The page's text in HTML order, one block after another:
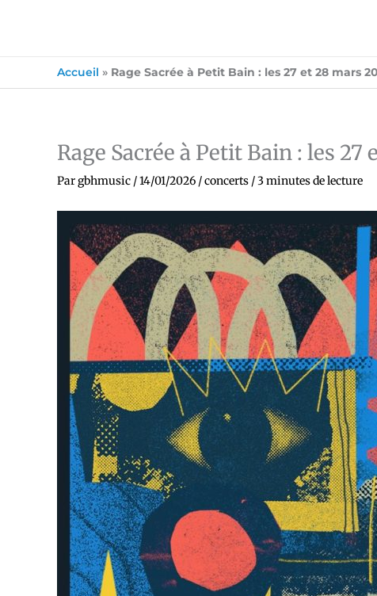
Accueil » Rage Sacrée à Petit Bain : les 27 et 28 mars
Rage Sacrée à Petit Bain : les 27
Pargbhmusic /14/01/2026 /concerts /3 minutes de lecture